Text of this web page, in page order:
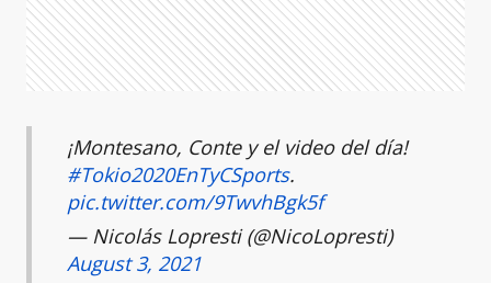
¡Montesano, Conte y el video del día!
#Tokio2020EnTyCSports.
pic.twitter.com/9TwvhBgk5f
— Nicolás Lopresti (@NicoLopresti)
August 3, 2021